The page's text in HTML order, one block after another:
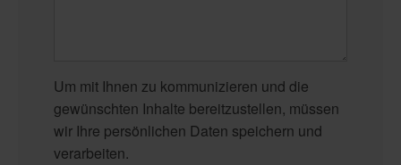
Um mit Ihnen zu kommunizieren und die
gewünschten Inhalte bereitzustellen, müssen
wir Ihre persönlichen Daten speichern und
verarbeiten.